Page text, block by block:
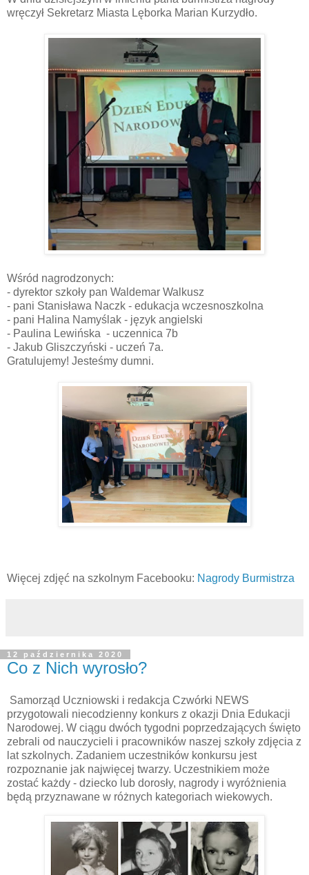
wręczył Sekretarz Miasta Lęborka Marian Kurzydło.
Wśród nagrodzonych:
- dyrektor szkoły pan Waldemar Walkusz
- pani Stanisława Naczk - edukacja wczesnoszkolna
- pani Halina Namyślak - język angielski
- Paulina Lewińska - uczennica 7b
- Jakub Gliszczyński - uczeń 7a.
Gratulujemy! Jesteśmy dumni.
Więcej zdjęć na szkolnym Facebooku: Nagrody Burmistrza
12 października 2020
Co z Nich wyrosło?
Samorząd Uczniowski i redakcja Czwórki NEWS
przygotowali niecodzienny konkurs z okazji Dnia Edukacji
Narodowej. W ciągu dwóch tygodni poprzedzających święto
zebrali od nauczycieli i pracowników naszej szkoły zdjęcia z
lat szkolnych. Zadaniem uczestników konkursu jest
rozpoznanie jak najwięcej twarzy. Uczestnikiem może
zostać każdy - dziecko lub dorosły, nagrody i wyróżnienia
będą przyznawane w różnych kategoriach wiekowych.